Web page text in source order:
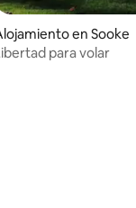
5 de 5, 114
en Sooke
para volar